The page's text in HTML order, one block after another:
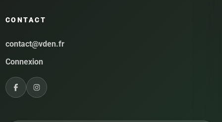
CONTACT
contact@vden.fr
Connexion